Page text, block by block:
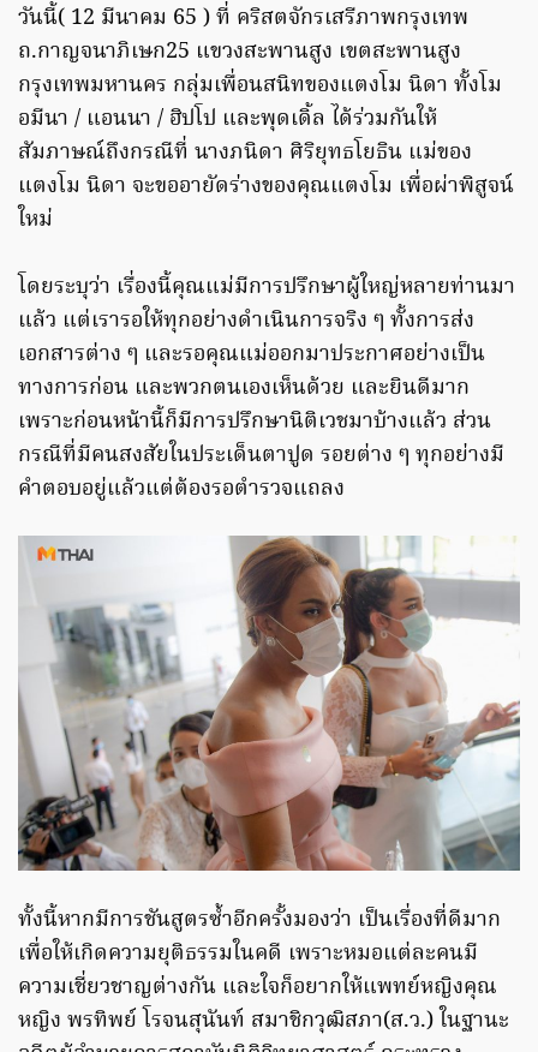
วันนี้( 12 มีนาคม 65 ) ที่ คริสตจักรเสรีภาพกรุงเทพ
ถ.กาญจนาภิเษก25 แขวงสะพานสูง เขตสะพานสูง
กรุงเทพมหานคร กลุ่มเพื่อนสนิทของแตงโม นิดา ทั้งโม
อมีนา / แอนนา / ฮิปโป และพุดเดิ้ล ได้ร่วมกันให้
สัมภาษณ์ถึงกรณีที่ นางภนิดา ศิริยุทธโยธิน แม่ของ
แตงโม นิดา จะขออายัดร่างของคุณแตงโม เพื่อผ่าพิสูจน์
ใหม่
โดยระบุว่า เรื่องนี้คุณแม่มีการปรึกษาผู้ใหญ่หลายท่านมา
แล้ว แต่เรารอให้ทุกอย่างดำเนินการจริง ๆ ทั้งการส่ง
เอกสารต่าง ๆ และรอคุณแม่ออกมาประกาศอย่างเป็น
ทางการก่อน และพวกตนเองเห็นด้วย และยินดีมาก
เพราะก่อนหน้านี้ก็มีการปรึกษานิติเวชมาบ้างแล้ว ส่วน
กรณีที่มีคนสงสัยในประเด็นตาปูด รอยต่าง ๆ ทุกอย่างมี
คำตอบอยู่แล้วแต่ต้องรอตำรวจแถลง
ทั้งนี้หากมีการชันสูตรซ้ำอีกครั้งมองว่า เป็นเรื่องที่ดีมาก
เพื่อให้เกิดความยุติธรรมในคดี เพราะหมอแต่ละคนมี
ความเชี่ยวชาญต่างกัน และใจก็อยากให้แพทย์หญิงคุณ
หญิง พรทิพย์ โรจนสุนันท์ สมาชิกวุฒิสภา(ส.ว.) ในฐานะ